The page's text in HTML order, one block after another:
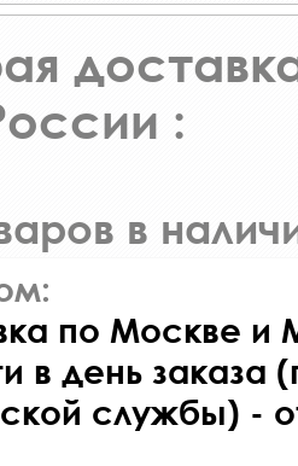
:
в
по Москве и
в день заказа
службы) -